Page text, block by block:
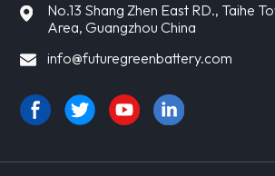
No.13 Shang Zhen East RD., Taihe
Area, Guangzhou China
info@futuregreenbattery.com